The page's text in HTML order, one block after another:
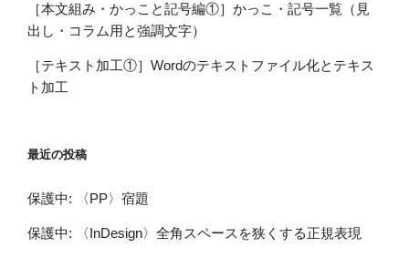
［本文組み・かっこと記号編①］かっこ・記号一覧（見
出し・コラム用と強調文字）
［テキスト加工①］Wordのテキストファイル化とテキス
ト加工
最近の投稿
保護中: 〈PP〉宿題
保護中: 〈InDesign〉全角スペースを狭くする正規表現